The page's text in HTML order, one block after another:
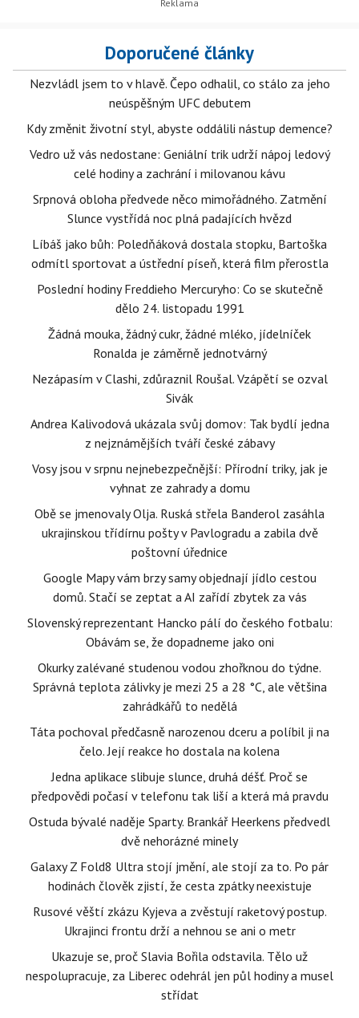
Doporučené články
Nezvládl jsem to v hlavě. Čepo odhalil, co stálo za jeho
neúspěšným UFC debutem
Kdy změnit životní styl, abyste oddálili nástup demence?
Vedro už vás nedostane: Geniální trik udrží nápoj ledový
celé hodiny a zachrání i milovanou kávu
Srpnová obloha předvede něco mimořádného. Zatmění
Slunce vystřídá noc plná padajících hvězd
Líbáš jako bůh: Poledňáková dostala stopku, Bartoška
odmítl sportovat a ústřední píseň, která film přerostla
Poslední hodiny Freddieho Mercuryho: Co se skutečně
dělo 24. listopadu 1991
Žádná mouka, žádný cukr, žádné mléko, jídelníček
Ronalda je záměrně jednotvárný
Nezápasím v Clashi, zdůraznil Roušal. Vzápětí se ozval
Sivák
Andrea Kalivodová ukázala svůj domov: Tak bydlí jedna
z nejznámějších tváří české zábavy
Vosy jsou v srpnu nejnebezpečnější: Přírodní triky, jak je
vyhnat ze zahrady a domu
Obě se jmenovaly Olja. Ruská střela Banderol zasáhla
ukrajinskou třídírnu pošty v Pavlogradu a zabila dvě
poštovní úřednice
Google Mapy vám brzy samy objednají jídlo cestou
domů. Stačí se zeptat a AI zařídí zbytek za vás
Slovenský reprezentant Hancko pálí do českého fotbalu:
Obávám se, že dopadneme jako oni
Okurky zalévané studenou vodou zhořknou do týdne.
Správná teplota zálivky je mezi 25 a 28 °C, ale většina
zahrádkářů to nedělá
Táta pochoval předčasně narozenou dceru a políbil ji na
čelo. Její reakce ho dostala na kolena
Jedna aplikace slibuje slunce, druhá déšť. Proč se
předpovědi počasí v telefonu tak liší a která má pravdu
Ostuda bývalé naděje Sparty. Brankář Heerkens předvedl
dvě nehorázné minely
Galaxy Z Fold8 Ultra stojí jmění, ale stojí za to. Po pár
hodinách člověk zjistí, že cesta zpátky neexistuje
Rusové věští zkázu Kyjeva a zvěstují raketový postup.
Ukrajinci frontu drží a nehnou se ani o metr
Ukazuje se, proč Slavia Bořila odstavila. Tělo už
nespolupracuje, za Liberec odehrál jen půl hodiny a musel
střídat